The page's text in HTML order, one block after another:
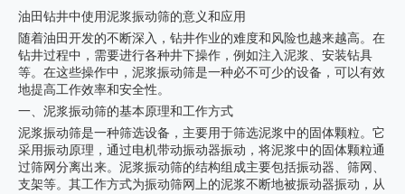
["wechat","weibo","qzone","douban","email"]
油田钻井中使用泥浆振动筛的意义和应用
随着油田开发的不断深入，钻井作业的难度和风险也越来越高。在
钻井过程中，需要进行各种井下操作，例如注入泥浆、安装钻具
等。在这些操作中，泥浆振动筛是一种必不可少的设备，可以有效
地提高工作效率和安全性。
一、泥浆振动筛的基本原理和工作方式
泥浆振动筛是一种筛选设备，主要用于筛选泥浆中的固体颗粒。它
采用振动原理，通过电机带动振动器振动，将泥浆中的固体颗粒通
过筛网分离出来。泥浆振动筛的结构组成主要包括振动器、筛网、
支架等。其工作方式为振动筛网上的泥浆不断地被振动器振动，从